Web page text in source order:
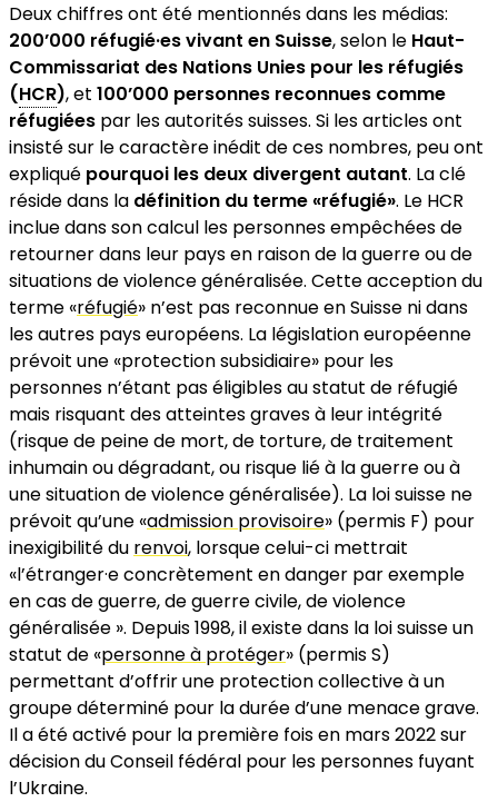
Deux chiffres ont été mentionnés dans les médias:
200’000 réfugié·es vivant en Suisse, selon le Haut-
Commissariat des Nations Unies pour les réfugiés
(HCR), et 100’000 personnes reconnues comme
réfugiées par les autorités suisses. Si les articles ont
insisté sur le caractère inédit de ces nombres, peu ont
expliqué pourquoi les deux divergent autant. La clé
réside dans la définition du terme «réfugié». Le HCR
inclue dans son calcul les personnes empêchées de
retourner dans leur pays en raison de la guerre ou de
situations de violence généralisée. Cette acception du
terme «réfugié» n’est pas reconnue en Suisse ni dans
les autres pays européens. La législation européenne
prévoit une «protection subsidiaire» pour les
personnes n’étant pas éligibles au statut de réfugié
mais risquant des atteintes graves à leur intégrité
(risque de peine de mort, de torture, de traitement
inhumain ou dégradant, ou risque lié à la guerre ou à
une situation de violence généralisée). La loi suisse ne
prévoit qu’une «admission provisoire» (permis F) pour
inexigibilité du renvoi, lorsque celui-ci mettrait
«l’étranger·e concrètement en danger par exemple
en cas de guerre, de guerre civile, de violence
généralisée ». Depuis 1998, il existe dans la loi suisse un
statut de «personne à protéger» (permis S)
permettant d’offrir une protection collective à un
groupe déterminé pour la durée d’une menace grave.
Il a été activé pour la première fois en mars 2022 sur
décision du Conseil fédéral pour les personnes fuyant
l’Ukraine.